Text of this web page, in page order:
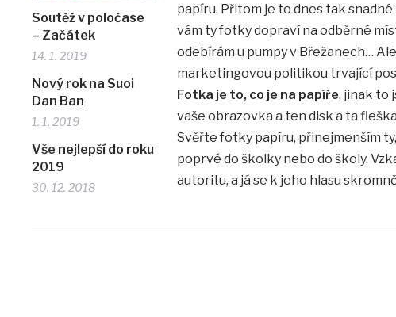
Soutěž v poločase
– Začátek
14. 1. 2019
Nový rok na Suoi
Dan Ban
1. 1. 2019
Vše nejlepší do roku
2019
30. 12. 2018
papíru. Přitom je to dnes tak
vám ty fotky dopraví na odběrné
odebírám u pumpy v Břežanech…
marketingovou politikou trvající
Fotka je to, co je na papíře, jinak to
vaše obrazovka a ten disk a ta
Svěřte fotky papíru, přinejmenším
poprvé do školky nebo do školy.
autoritu, a já se k jeho hlasu